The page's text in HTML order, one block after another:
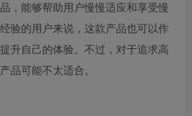
，能够帮助用户慢慢适应和享受慢
验的用户来说，这款产品也可以作
升自己的体验。不过，对于追求高
品可能不太适合。